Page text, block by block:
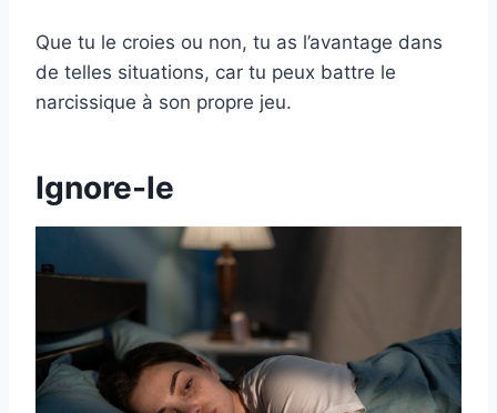
Que tu le croies ou non, tu as l’avantage dans
de telles situations, car tu peux battre le
narcissique à son propre jeu.
Ignore-le